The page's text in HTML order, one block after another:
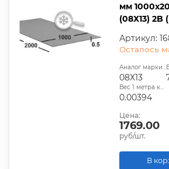
мм
(08Х13) 2B
Артикул:
Осталось
Аналог марки стали:
08Х13
Вес 1 метра квадратного, т:
0.00394
Цена:
1769.00
руб/шт.
В